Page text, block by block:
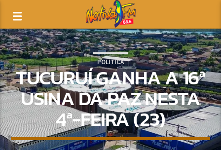
POLÍTICA
TUCURUÍ GANHA A 16ª
USINA DA PAZ NESTA
4ª-FEIRA (23)